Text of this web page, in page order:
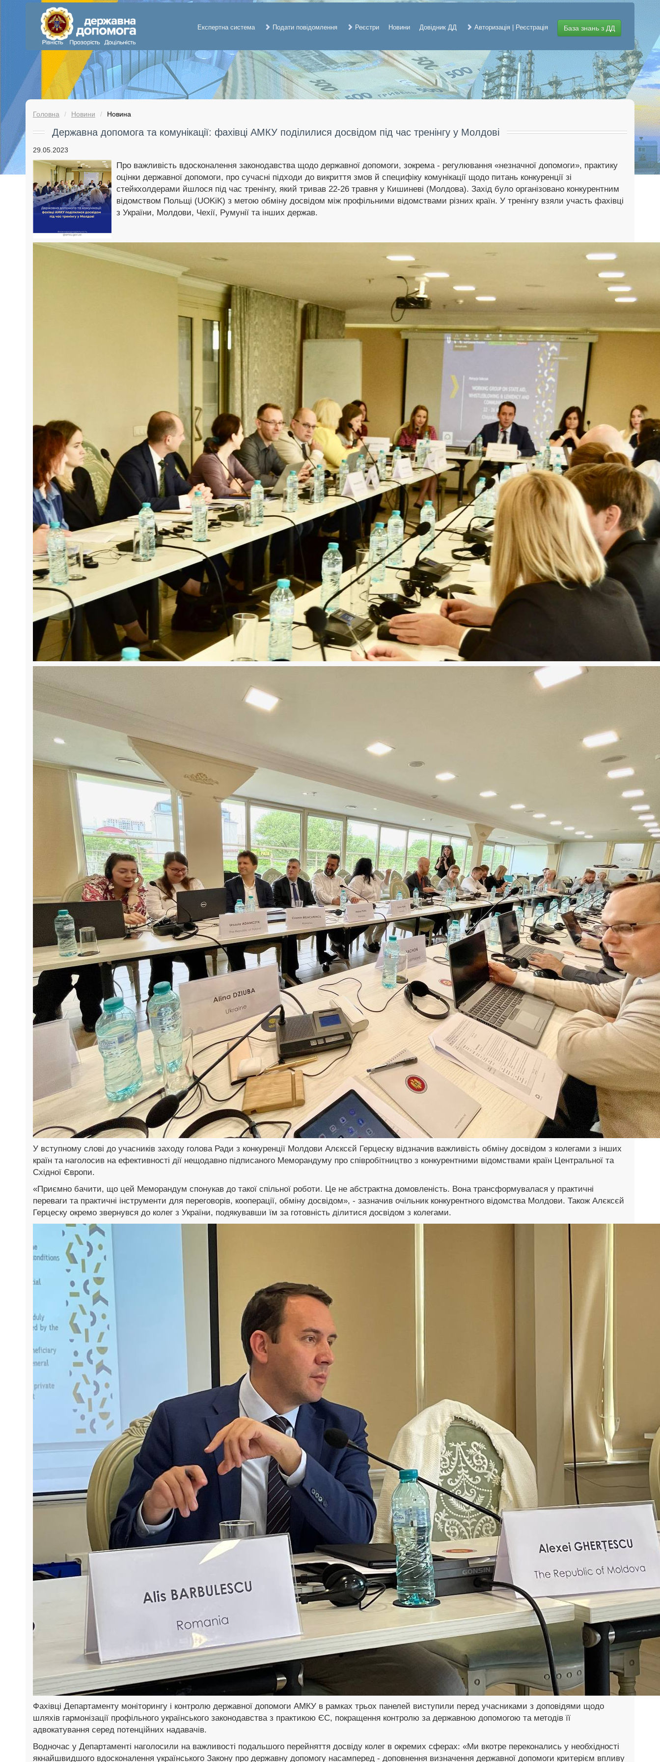
Експертна система Подати повідомлення Реєстри Новини Довідник ДД Авторизація | Реєстрація База знань з ДД
Головна Новини Новина
Державна допомога та комунікації: фахівці АМКУ поділилися досвідом під час тренінгу у Молдові
29.05.2023
Про важливість вдосконалення законодавства щодо державної допомоги, зокрема - регулювання «незначної допомоги», практику
оцінки державної допомоги, про сучасні підходи до викриття змов й специфіку комунікації щодо питань конкуренції зі
стейкхолдерами йшлося під час тренінгу, який тривав 22-26 травня у Кишиневі (Молдова). Захід було організовано конкурентним
відомством Польщі (UOKiK) з метою обміну досвідом між профільними відомствами різних країн. У тренінгу взяли участь фахівці
з України, Молдови, Чехії, Румунії та інших держав.
У вступному слові до учасників заходу голова Ради з конкуренції Молдови Алєксєй Герцеску відзначив важливість обміну досвідом з колегами з інших
країн та наголосив на ефективності дії нещодавно підписаного Меморандуму про співробітництво з конкурентними відомствами країн Центральної та
Східної Європи.
«Приємно бачити, що цей Меморандум спонукав до такої спільної роботи. Це не абстрактна домовленість. Вона трансформувалася у практичні
переваги та практичні інструменти для переговорів, кооперації, обміну досвідом», - зазначив очільник конкурентного відомства Молдови. Також Алєксєй
Герцеску окремо звернувся до колег з України, подякувавши їм за готовність ділитися досвідом з колегами.
Фахівці Департаменту моніторингу і контролю державної допомоги АМКУ в рамках трьох панелей виступили перед учасниками з доповідями щодо
шляхів гармонізації профільного українського законодавства з практикою ЄС, покращення контролю за державною допомогою та методів її
адвокатування серед потенційних надавачів.
Водночас у Департаменті наголосили на важливості подальшого перейняття досвіду колег в окремих сферах: «Ми вкотре переконались у необхідності
якнайшвидшого вдосконалення українського Закону про державну допомогу насамперед - доповнення визначення державної допомоги критерієм впливу